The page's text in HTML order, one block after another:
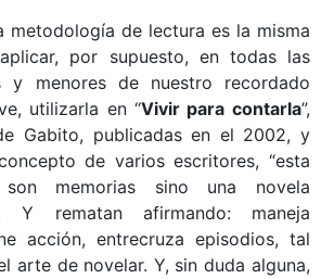
metodología de lectura es la misma
por supuesto, en todas las
y menores de nuestro recordado
utilizarla en “Vivir para contarla”,
Gabito, publicadas en el 2002, y
de varios escritores, “esta
memorias sino una novela
Y rematan afirmando: maneja
acción, entrecruza episodios, tal
arte de novelar. Y, sin duda alguna,